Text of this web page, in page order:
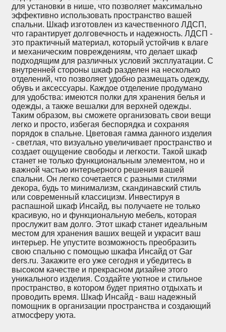
для установки в нише, что позволяет максимально
эффективно использовать пространство вашей
спальни. Шкаф изготовлен из качественного ЛДСП,
что гарантирует долговечность и надежность. ЛДСП -
это практичный материал, который устойчив к влаге
и механическим повреждениям, что делает шкаф
подходящим для различных условий эксплуатации. С
внутренней стороны шкаф разделен на несколько
отделений, что позволяет удобно размещать одежду,
обувь и аксессуары. Каждое отделение продумано
для удобства: имеются полки для хранения белья и
одежды, а также вешалки для верхней одежды.
Таким образом, вы сможете организовать свои вещи
легко и просто, избегая беспорядка и сохраняя
порядок в спальне. Цветовая гамма данного изделия
- светлая, что визуально увеличивает пространство и
создает ощущение свободы и легкости. Такой шкаф
станет не только функциональным элементом, но и
важной частью интерьерного решения вашей
спальни. Он легко сочетается с разными стилями
декора, будь то минимализм, скандинавский стиль
или современный классицизм. Инвестируя в
распашной шкаф Инсайд, вы получаете не только
красивую, но и функциональную мебель, которая
прослужит вам долго. Этот шкаф станет идеальным
местом для хранения ваших вещей и украсит ваш
интерьер. Не упустите возможность преобразить
свою спальню с помощью шкафа Инсайд от Gar
ders.ru. Закажите его уже сегодня и убедитесь в
высоком качестве и прекрасном дизайне этого
уникального изделия. Создайте уютное и стильное
пространство, в котором будет приятно отдыхать и
проводить время. Шкаф Инсайд - ваш надежный
помощник в организации пространства и создающий
атмосферу уюта.